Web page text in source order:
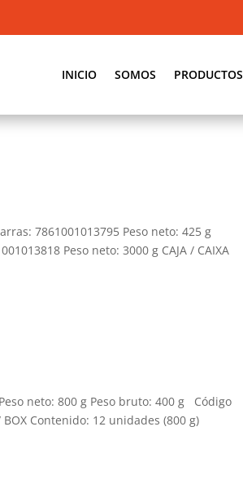
INICIO SOMOS PRODUCTOS
7861001013795 Peso neto: 425 g
Peso neto: 3000 g CAJA / CAIXA
neto: 800 g Peso bruto: 400 g Código
Contenido: 12 unidades (800 g)